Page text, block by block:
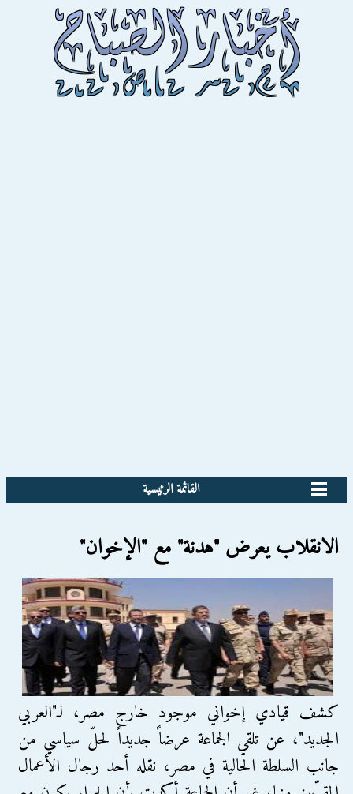
القائمة الرئيسية
الانقلاب يعرض "هدنة" مع "الإخوان"
كشف قيادي إخواني موجود خارج مصر، لـ"العربي
الجديد"، عن تلقي الجماعة عرضاً جديداً لحلّ سياسي من
جانب السلطة الحالية في مصر، نقله أحد رجال الأعمال